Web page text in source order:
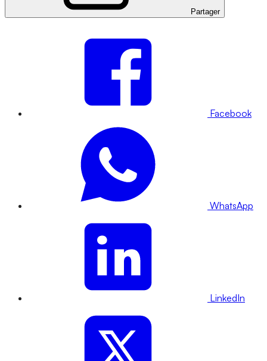
Partager
Facebook
WhatsApp
LinkedIn